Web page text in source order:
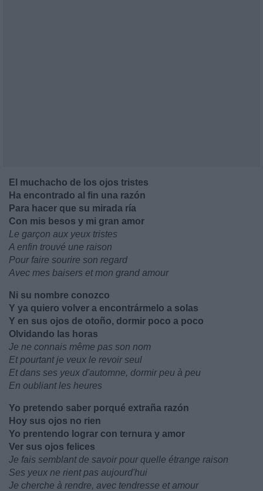
El muchacho de los ojos tristes
Ha encontrado al fin una razón
Para hacer que su mirada ría
Con mis besos y mi gran amor
Le garçon aux yeux tristes
A enfin trouvé une raison
Pour faire sourire son regard
Avec mes baisers et mon grand amour
Ni su nombre conozco
Y ya quiero volver a encontrármelo a solas
Y en sus ojos de otoño, dormir poco a poco
Olvidando las horas
Je ne connais même pas son nom
Et pourtant je veux le revoir seul
Et dans ses yeux d'automne, dormir peu à peu
En oubliant les heures
Yo pretendo saber porqué extraña razón
Hoy sus ojos no rien
Yo prentendo lograr con ternura y amor
Ver sus ojos felices
Je fais semblant de savoir pour quelle étrange raison
Ses yeux ne rient pas aujourd'hui
Je cherche à rendre, avec tendresse et amour